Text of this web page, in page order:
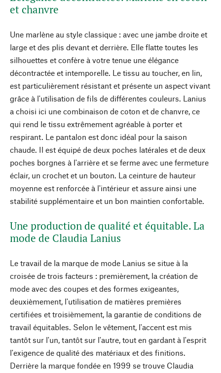
et chanvre
Une marlène au style classique : avec une jambe droite et
large et des plis devant et derrière. Elle flatte toutes les
silhouettes et confère à votre tenue une élégance
décontractée et intemporelle. Le tissu au toucher, en lin,
est particulièrement résistant et présente un aspect vivant
grâce à l'utilisation de fils de différentes couleurs. Lanius
a choisi ici une combinaison de coton et de chanvre, ce
qui rend le tissu extrêmement agréable à porter et
respirant. Le pantalon est donc idéal pour la saison
chaude. Il est équipé de deux poches latérales et de deux
poches borgnes à l'arrière et se ferme avec une fermeture
éclair, un crochet et un bouton. La ceinture de hauteur
moyenne est renforcée à l'intérieur et assure ainsi une
stabilité supplémentaire et un bon maintien confortable.
Une production de qualité et équitable. La
mode de Claudia Lanius
Le travail de la marque de mode Lanius se situe à la
croisée de trois facteurs : premièrement, la création de
mode avec des coupes et des formes exigeantes,
deuxièmement, l'utilisation de matières premières
certifiées et troisièmement, la garantie de conditions de
travail équitables. Selon le vêtement, l'accent est mis
tantôt sur l'un, tantôt sur l'autre, tout en gardant à l'esprit
l'exigence de qualité des matériaux et des finitions.
Derrière la marque fondée en 1999 se trouve Claudia